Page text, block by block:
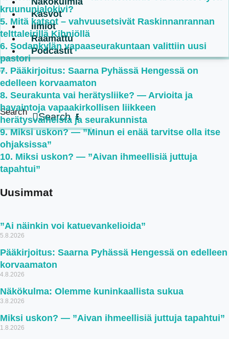
Kasvot
Ilmiöt
Raamattu
Podcastit
Search Search
kruununjalokivi?
Mitä katsot – vahvuusetsivät Raskinnanrannan
telttaleirillä Kihniöllä
Sodankylän vapaaseurakuntaan valittiin uusi
pastori
Pääkirjoitus: Saarna Pyhässä Hengessä on
edelleen korvaamaton
Seurakunta vai herätysliike? — Arvioita ja
havaintoja vapaakirkollisen liikkeen
herätysvaiheista ja seurakunnista
Miksi uskon? — ”Minun ei enää tarvitse olla itse
ohjaksissa”
Miksi uskon? — ”Aivan ihmeellisiä juttuja
tapahtui”
Uusimmat
”Ai näinkin voi katuevankelioida”
5.8.2026
Pääkirjoitus: Saarna Pyhässä Hengessä on edelleen
korvaamaton
4.8.2026
Näkökulma: Olemme kuninkaallista sukua
3.8.2026
Miksi uskon? — ”Aivan ihmeellisiä juttuja tapahtui”
1.8.2026